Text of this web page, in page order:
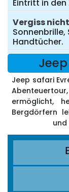
Eintritt in
Vergiss nicht
Handtücher.
Jeep safari
ermöglicht,
Bergdörfern
und